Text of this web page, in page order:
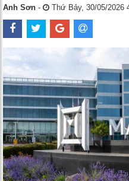
Anh Sơn - Thứ Bảy, 30/05/2026